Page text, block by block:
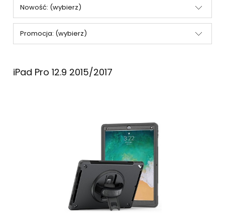
iPad Pro 12.9 2015/2017
Nowość: (wybierz)
Promocja: (wybierz)